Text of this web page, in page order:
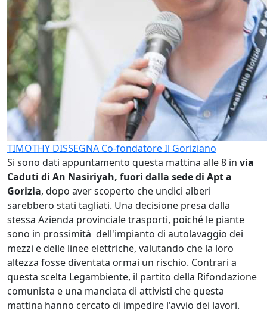
TIMOTHY DISSEGNA Co-fondatore Il Goriziano
Si sono dati appuntamento questa mattina alle 8 in via
Caduti di An Nasiriyah, fuori dalla sede di Apt a
Gorizia, dopo aver scoperto che undici alberi
sarebbero stati tagliati. Una decisione presa dalla
stessa Azienda provinciale trasporti, poiché le piante
sono in prossimità dell'impianto di autolavaggio dei
mezzi e delle linee elettriche, valutando che la loro
altezza fosse diventata ormai un rischio. Contrari a
questa scelta Legambiente, il partito della Rifondazione
comunista e una manciata di attivisti che questa
mattina hanno cercato di impedire l'avvio dei lavori.